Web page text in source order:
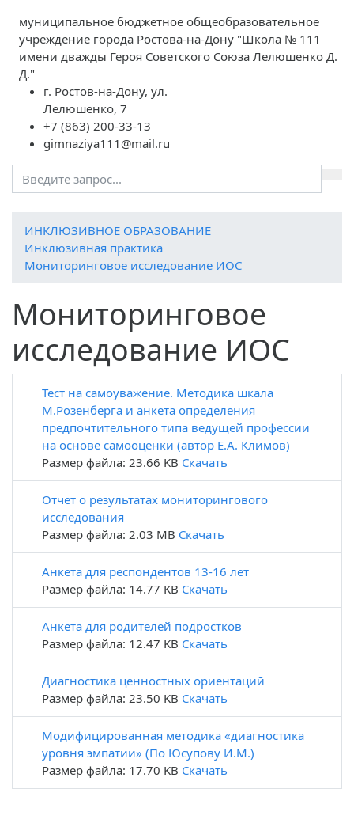
муниципальное бюджетное общеобразовательное
учреждение города Ростова-на-Дону "Школа № 111
имени дважды Героя Советского Союза Лелюшенко Д.
Д."
г. Ростов-на-Дону, ул.
Лелюшенко, 7
+7 (863) 200-33-13
gimnaziya111@mail.ru
ИНКЛЮЗИВНОЕ ОБРАЗОВАНИЕ
Инклюзивная практика
Мониторинговое исследование ИОС
Мониторинговое
исследование ИОС
Тест на самоуважение. Методика шкала
М.Розенберга и анкета определения
предпочтительного типа ведущей профессии
на основе самооценки (автор Е.А. Климов)
Размер файла: 23.66 KB Скачать
Отчет о результатах мониторингового
исследования
Размер файла: 2.03 MB Скачать
Анкета для респондентов 13-16 лет
Размер файла: 14.77 KB Скачать
Анкета для родителей подростков
Размер файла: 12.47 KB Скачать
Диагностика ценностных ориентаций
Размер файла: 23.50 KB Скачать
Модифицированная методика «диагностика
уровня эмпатии» (По Юсупову И.М.)
Размер файла: 17.70 KB Скачать